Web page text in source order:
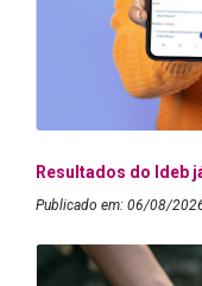
Resultados do Ideb
Publicado em: 06/08/